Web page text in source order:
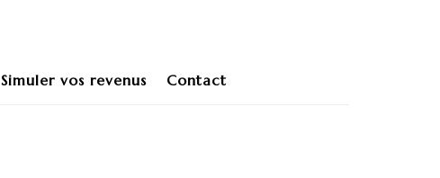
Simuler vos revenus Contact